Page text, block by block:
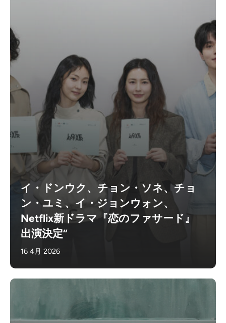
イ・ドンウク、チョン・ソネ、チョ
ン・ユミ、イ・ジョンウォン、
Netflix新ドラマ『恋のファサード』
出演決定“
16 4月 2026